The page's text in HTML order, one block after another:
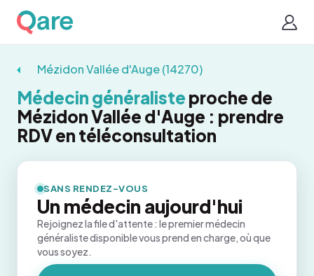
Mézidon Vallée d'Auge (14270)
Médecin généraliste proche de
Mézidon Vallée d'Auge : prendre
RDV en téléconsultation
SANS RENDEZ-VOUS
Un médecin aujourd'hui
Rejoignez la file d'attente : le premier médecin
généraliste disponible vous prend en charge, où que
vous soyez.